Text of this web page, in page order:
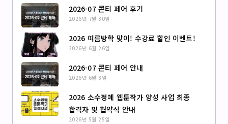
2026-07 콘티 페어 후기
2026년 7월 30일
2026 여름방학 맞이! 수강료 할인 이벤트!
2026년 6월 26일
2026-07 콘티 페어 안내
2026년 6월 8일
2026 소수정예 웹툰작가 양성 사업 최종
합격자 및 협약식 안내
2026년 5월 25일